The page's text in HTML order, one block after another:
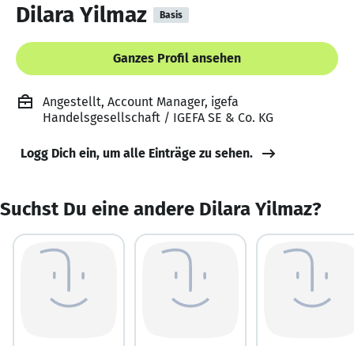
Dilara Yilmaz Basis
Ganzes Profil ansehen
Angestellt, Account Manager, igefa
Handelsgesellschaft / IGEFA SE & Co. KG
Logg Dich ein, um alle Einträge zu sehen.
Suchst Du eine andere Dilara Yilmaz?